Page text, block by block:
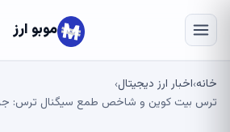
موبو ارز
خانه›اخبار ارز دیجیتال›
ترس بیت کوین و شاخص طمع سیگنال ترس: